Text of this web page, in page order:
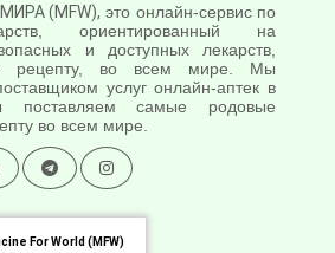
(MFW), это онлайн-сервис по
ориентированный на
и доступных лекарств,
рецепту, во всем мире. Мы
услуг онлайн-аптек в
поставляем самые родовые
во всем мире.
For World (MFW)